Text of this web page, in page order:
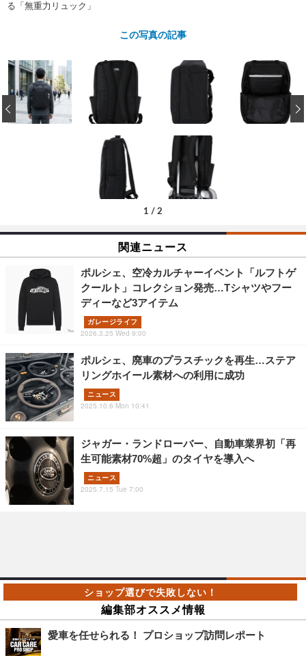
る「無重力リュック」
この写真の記事
1 / 2
‹
関連ニュース
ポルシェ、空冷カルチャーイベント「ルフトゲ
クールト」コレクション発売…Tシャツやフー
ディーなど3アイテム
ガレージライフ
2026.3.25 Wed 9:00
ポルシェ、廃車のプラスチックを再生…ステア
リングホイール素材への利用に成功
ニュース
2025.10.6 Mon 10:41
ジャガー・ランドローバー、自動車業界初「再
生可能素材70%超」のタイヤを導入へ
ニュース
2025.7.15 Tue 7:00
編集部オススメ情報
愛車を任せられる！ プロショップ訪問レポート